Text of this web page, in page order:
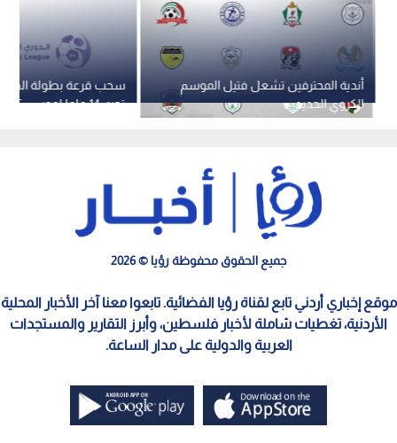
سحب قرعة بطولة
أندية المحترفين تشعل فتيل الموسم
الكروي الجديد
جميع الحقوق محفوظة رؤيا © 2026
موقع إخباري أردني تابع لقناة رؤيا الفضائية. تابعوا معنا آخر الأخبار المحلية
الأردنية، تغطيات شاملة لأخبار فلسطين، وأبرز التقارير والمستجدات
العربية والدولية على مدار الساعة.